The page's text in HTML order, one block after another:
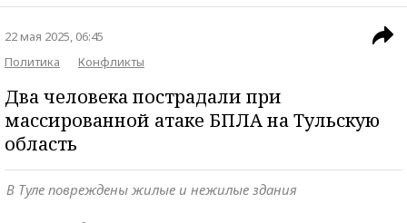
22 мая 2025, 06:45
Политика
Конфликты
Два человека пострадали при
массированной атаке БПЛА на Тульскую
область
В Туле повреждены жилые и нежилые здания